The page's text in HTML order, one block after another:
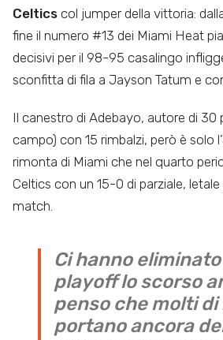
Celtics col jumper della vittoria:
fine il numero #13 dei Miami Heat
decisivi per il 98-95 casalingo
sconfitta di fila a Jayson Tatum e
Il canestro di Adebayo, autore di 30
campo) con 15 rimbalzi, però è solo
rimonta di Miami che nel quarto
Celtics con un 15-0 di parziale, letale
match.
Ci hanno
playoff lo scorso
penso che molti di
portano ancora